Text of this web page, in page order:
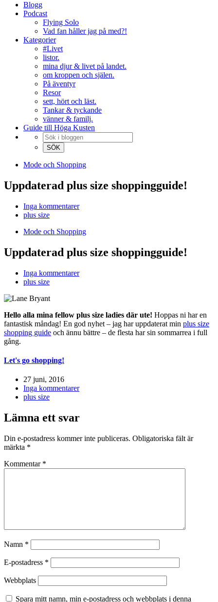
Blogg
Podcast
Flying Solo
Vad fan håller jag på med?!
Kategorier
#Livet
listor.
mina djur & livet på landet.
om kroppen och själen.
På äventyr
Resor
sett, hört och läst.
Tankar & tyckande
vänner & familj.
Guide till Höga Kusten
Mode och Shopping
Uppdaterad plus size shoppingguide!
Inga kommentarer
plus size
Mode och Shopping
Uppdaterad plus size shoppingguide!
Inga kommentarer
plus size
Hello alla mina fellow plus size ladies där ute! Hoppas ni har en
fantastisk måndag! En god nyhet – jag har uppdaterat min plus size
shopping guide och ännu bättre – de flesta har sin sommarrea i full
gång.
Let's go shopping!
27 juni, 2016
Inga kommentarer
plus size
Lämna ett svar
Din e-postadress kommer inte publiceras. Obligatoriska fält är
märkta *
Kommentar *
Namn *
E-postadress *
Webbplats
Spara mitt namn, min e-postadress och webbplats i denna